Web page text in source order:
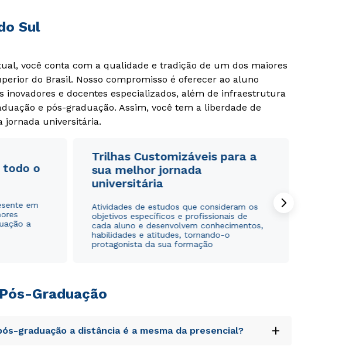
Sul
você conta com a qualidade e tradição de um dos maiores
do Brasil. Nosso compromisso é oferecer ao aluno
inovadores e docentes especializados, além de infraestrutura
e pós-graduação. Assim, você tem a liberdade de
jornada universitária.
todo o
em
a
Trilhas Customizáveis para a
sua melhor jornada
universitária
Atividades de estudos que consideram os
objetivos específicos e profissionais de
cada aluno e desenvolvem conhecimentos,
habilidades e atitudes, tornando-o
protagonista da sua formação
Graduação
graduação a distância é a mesma da presencial? +